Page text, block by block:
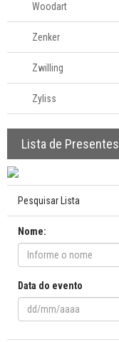
Woodart
Zenker
Zwilling
Zyliss
Lista de Presentes
Pesquisar Lista
Nome:
Data do evento